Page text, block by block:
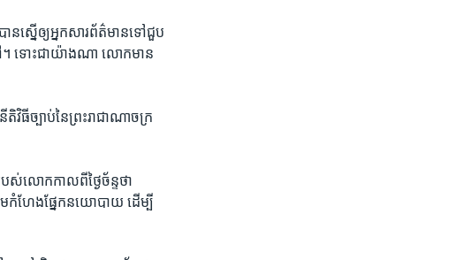
ន​ស្នើ​ឲ្យ​អ្នក​សារព័ត៌មាន​ទៅ​ជួប​
ៅ។ ទោះ​ជា​យ៉ាងណា លោក​មាន​
ធី​ច្បាប់​នៃ​ព្រះ​រាជា​ណាចក្រ​
ស់​លោក​កាល​ពី​ថ្ងៃ​ច័ន្ទ​ថា
កំហែង​ផ្នែក​នយោបាយ ដើម្បី​